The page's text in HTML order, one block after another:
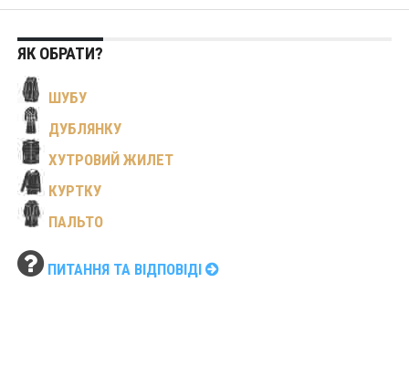
ЯК ОБРАТИ?
ШУБУ
ДУБЛЯНКУ
ХУТРОВИЙ ЖИЛЕТ
КУРТКУ
ПАЛЬТО
ПИТАННЯ ТА ВІДПОВІДІ